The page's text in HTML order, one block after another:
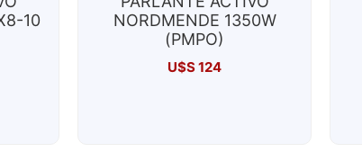
10
NORDMENDE 1350W
(PMPO)
U$S124